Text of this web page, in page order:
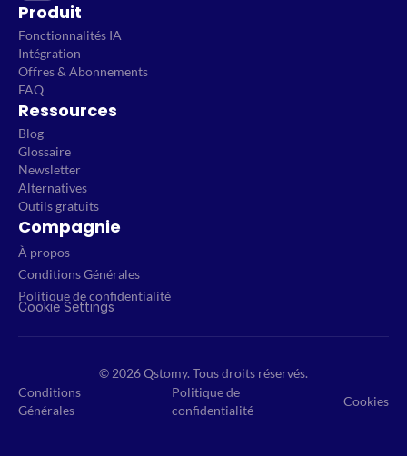
Produit
Fonctionnalités IA
Intégration
Offres & Abonnements
FAQ
Ressources
Blog
Glossaire
Newsletter
Alternatives
Outils gratuits
Compagnie
À propos
Conditions Générales
Politique de confidentialité
Cookie Settings
© 2026 Qstomy. Tous droits réservés.
Conditions
Générales
Politique de
confidentialité
Cookies